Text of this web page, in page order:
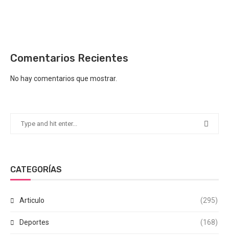
Comentarios Recientes
No hay comentarios que mostrar.
CATEGORÍAS
Articulo (295)
Deportes (168)